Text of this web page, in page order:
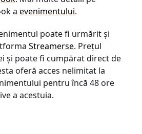
a evenimentului.
poate fi urmărit și
Streamerse. Prețul
și poate fi cumpărat direct de
oferă acces nelimitat la
pentru încă 48 ore
a acestuia.